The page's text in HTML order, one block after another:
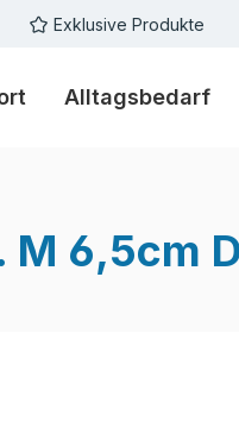
Exklusive Produkte
Alltagsbedarf
M 6,5cm